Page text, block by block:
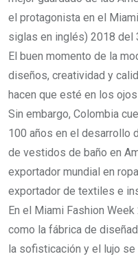
el protagonista en el
siglas en inglés) 2018 del
El buen momento de la
diseños, creatividad y
hacen que esté en los
Sin embargo, Colombia
100 años en el desarrollo
de vestidos de baño en
exportador mundial en
exportador de textiles e
En el Miami Fashion
como la fábrica de
la sofisticación y el lujo